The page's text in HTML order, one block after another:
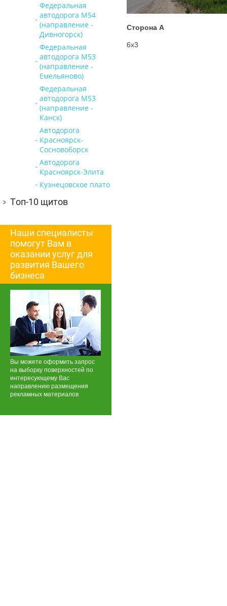
Федеральная
автодорога М54
(направление -
Дивногорск)
Федеральная
автодорога М53
(направление -
Емельяново)
Федеральная
автодорога М53
(направление -
Канск)
Автодорога
Красноярск-
Сосновоборск
Автодорога
Красноярск-Элита
Кузнецовское плато
Топ-10 щитов
Наши специалисты
помогут Вам в
оказании услуг для
развития Вашего
бизнеса
Вы можете оформить запрос
на выборку поверхностей по
интересующему Вас
направлению размещения
рекламных материалов
Сторона А
6х3